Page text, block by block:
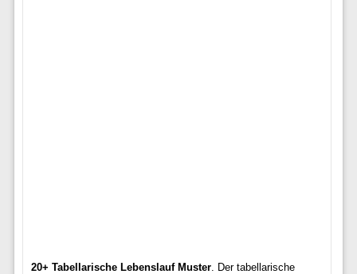
20+ Tabellarische Lebenslauf Muster. Der tabellarische